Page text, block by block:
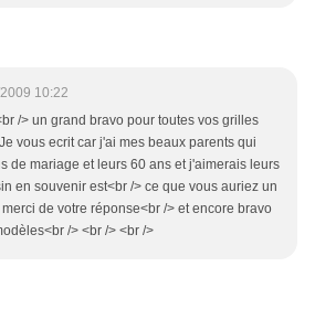
10:22
/> un grand bravo pour toutes vos grilles
vous ecrit car j'ai mes beaux parents qui
de mariage et leurs 60 ans et j'aimerais leurs
en souvenir est<br /> ce que vous auriez un
de votre réponse<br /> et encore bravo
/> <br /> <br />